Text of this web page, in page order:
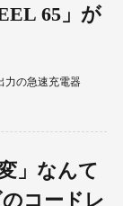
65」が
力の急速充電器
」なんて
コードレ